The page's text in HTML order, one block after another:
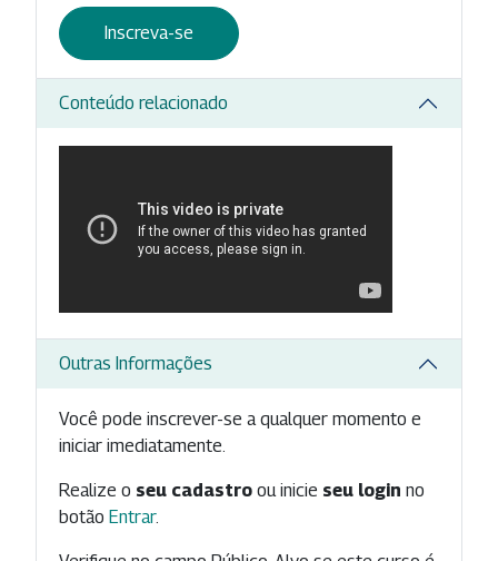
Inscreva-se
Conteúdo relacionado
Outras Informações
Você pode inscrever-se a qualquer momento e
iniciar imediatamente.
Realize o seu cadastro ou inicie seu login no
botão Entrar.